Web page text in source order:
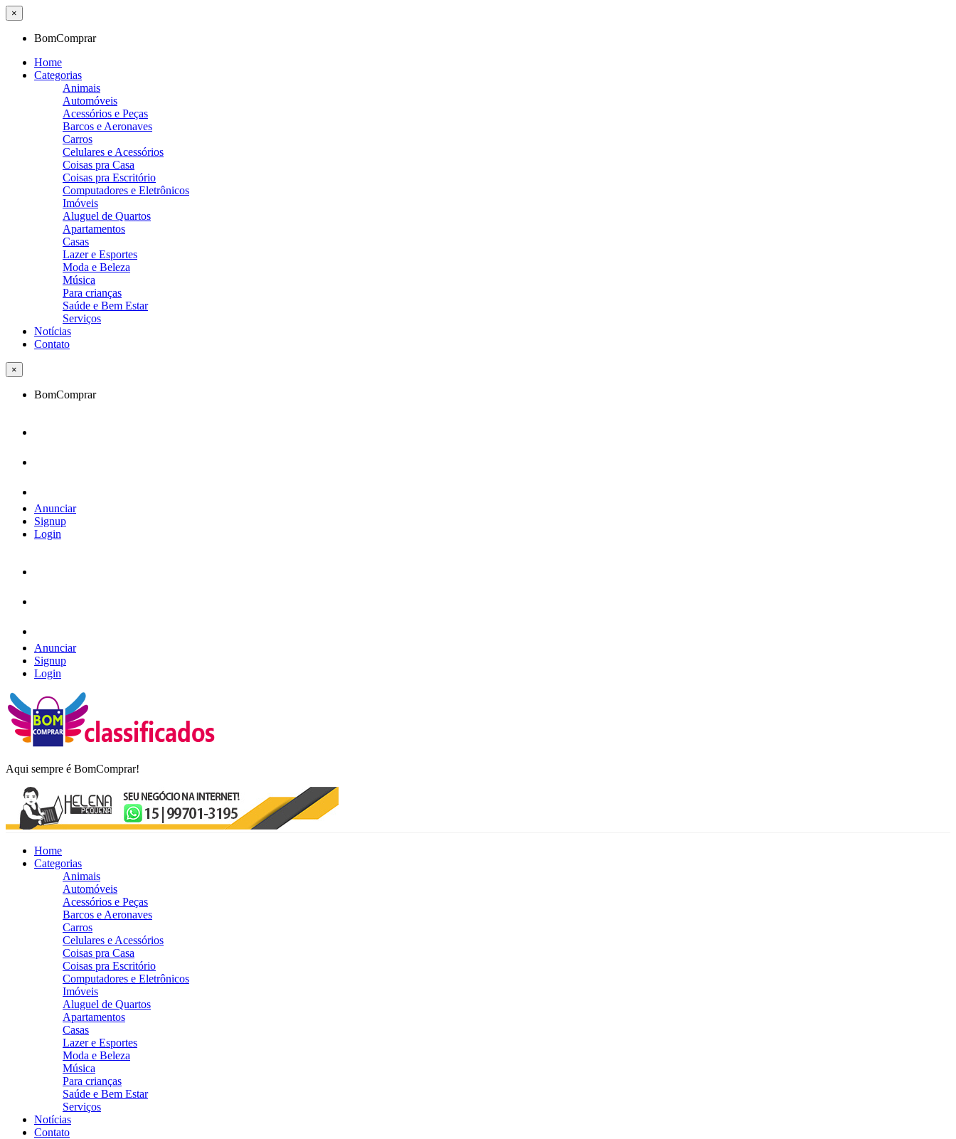
×
BomComprar
Home
Categorias
Animais
Automóveis
Acessórios e Peças
Barcos e Aeronaves
Carros
Celulares e Acessórios
Coisas pra Casa
Coisas pra Escritório
Computadores e Eletrônicos
Imóveis
Aluguel de Quartos
Apartamentos
Casas
Lazer e Esportes
Moda e Beleza
Música
Para crianças
Saúde e Bem Estar
Serviços
Notícias
Contato
×
BomComprar
Anunciar
Signup
Login
Anunciar
Signup
Login
Aqui sempre é BomComprar!
Home
Categorias
Animais
Automóveis
Acessórios e Peças
Barcos e Aeronaves
Carros
Celulares e Acessórios
Coisas pra Casa
Coisas pra Escritório
Computadores e Eletrônicos
Imóveis
Aluguel de Quartos
Apartamentos
Casas
Lazer e Esportes
Moda e Beleza
Música
Para crianças
Saúde e Bem Estar
Serviços
Notícias
Contato